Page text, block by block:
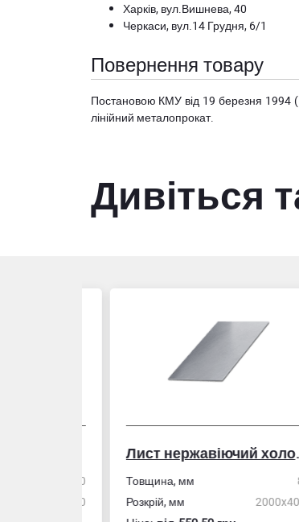
Харків, вул.Вишнева, 40
Черкаси, вул.14 Грудня, 6/1
Повернення товару
Постановою КМУ від 19 березня
лінійний металопрокат.
Дивіться
Лист нержавіючий холоднокатаний
Товщина, мм
Розкрій, мм
2000x4000